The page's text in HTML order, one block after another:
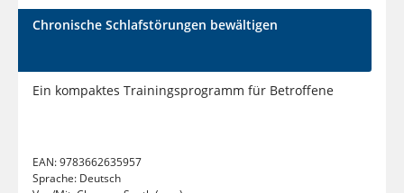
Chronische Schlafstörungen bewältigen
Ein kompaktes Trainingsprogramm für Betroffene
EAN:9783662635957
Sprache: Deutsch